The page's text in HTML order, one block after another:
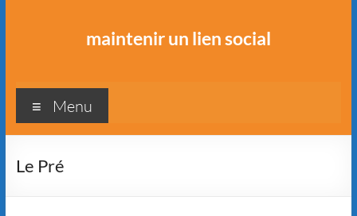
maintenir un lien social
Menu
Le Pré